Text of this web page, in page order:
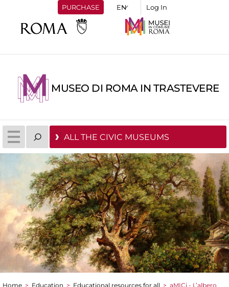
PURCHASE Log In
MUSEO DI ROMA IN TRASTEVERE
ALL THE CIVIC MUSEUMS
Home > Education > Educational resources for all > aMICi - L’albero